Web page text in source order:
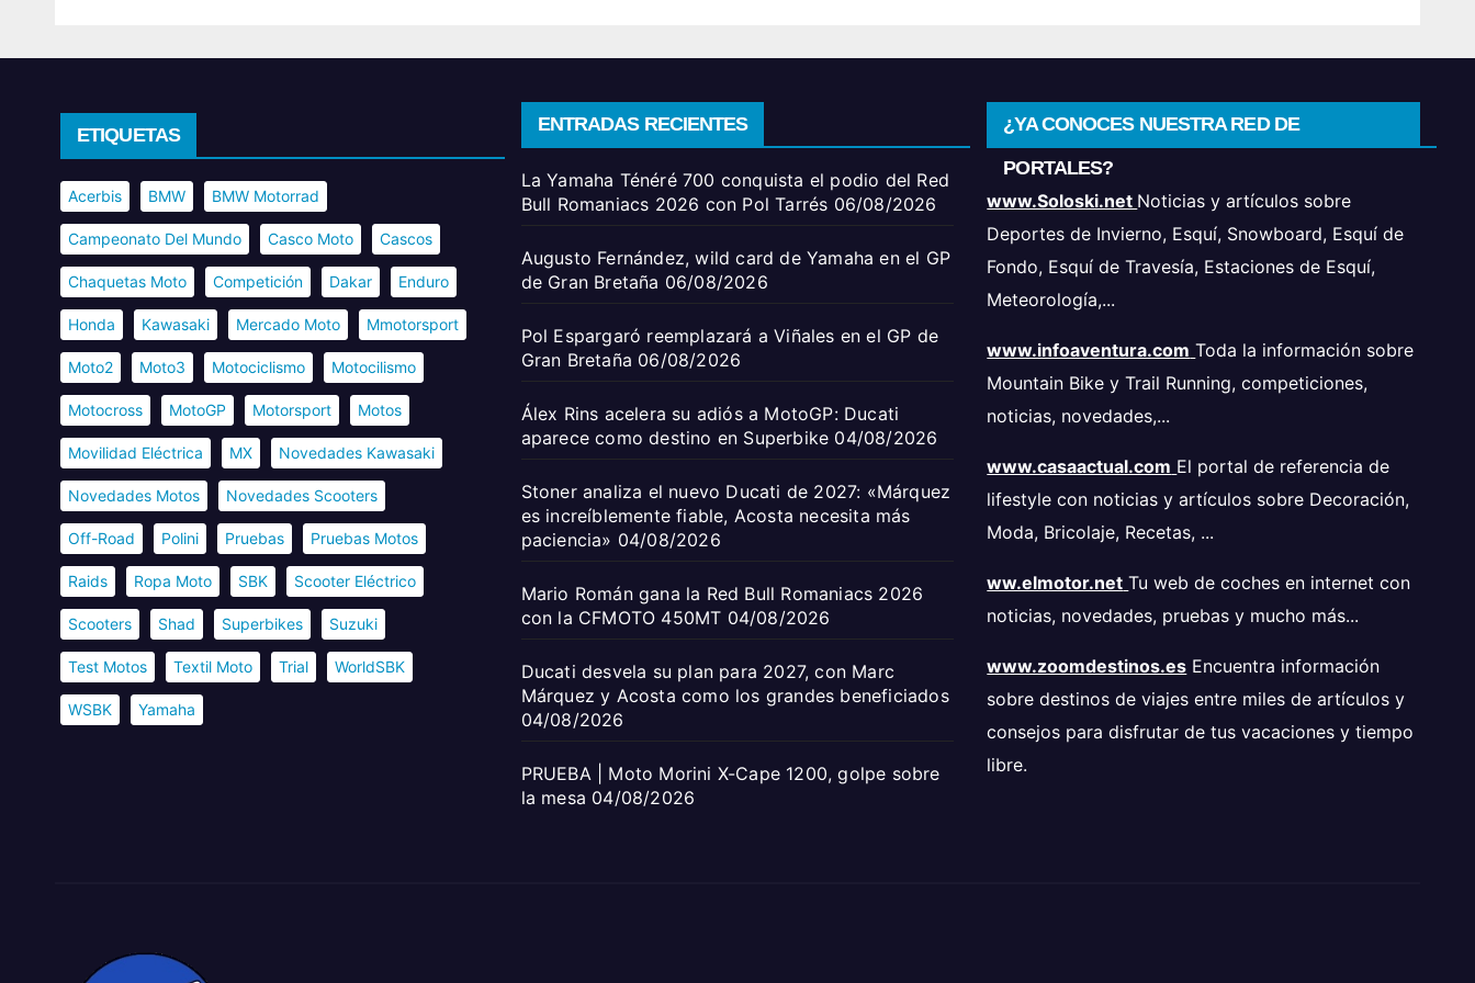
ETIQUETAS
Acerbis BMW BMW Motorrad
Campeonato Del Mundo Casco Moto Cascos
Chaquetas Moto Competición Dakar Enduro
Honda Kawasaki Mercado Moto Mmotorsport
Moto2 Moto3 Motociclismo Motocilismo
Motocross MotoGP Motorsport Motos
Movilidad Eléctrica MX Novedades Kawasaki
Novedades Motos Novedades Scooters
Off-Road Polini Pruebas Pruebas Motos
Raids Ropa Moto SBK Scooter Eléctrico
Scooters Shad Superbikes Suzuki
Test Motos Textil Moto Trial WorldSBK
WSBK Yamaha
ENTRADAS RECIENTES
La Yamaha Ténéré 700 conquista el podio del Red
Bull Romaniacs 2026 con Pol Tarrés 06/08/2026
Augusto Fernández, wild card de Yamaha en el GP
de Gran Bretaña 06/08/2026
Pol Espargaró reemplazará a Viñales en el GP de
Gran Bretaña 06/08/2026
Álex Rins acelera su adiós a MotoGP: Ducati
aparece como destino en Superbike 04/08/2026
Stoner analiza el nuevo Ducati de 2027: «Márquez
es increíblemente fiable, Acosta necesita más
paciencia» 04/08/2026
Mario Román gana la Red Bull Romaniacs 2026
con la CFMOTO 450MT 04/08/2026
Ducati desvela su plan para 2027, con Marc
Márquez y Acosta como los grandes beneficiados
04/08/2026
PRUEBA | Moto Morini X-Cape 1200, golpe sobre
la mesa 04/08/2026
¿YA CONOCES NUESTRA RED DE
PORTALES?
www.Soloski.net Noticias y artículos sobre
Deportes de Invierno, Esquí, Snowboard, Esquí de
Fondo, Esquí de Travesía, Estaciones de Esquí,
Meteorología,...
www.infoaventura.com Toda la información sobre
Mountain Bike y Trail Running, competiciones,
noticias, novedades,...
www.casaactual.com El portal de referencia de
lifestyle con noticias y artículos sobre Decoración,
Moda, Bricolaje, Recetas, ...
ww.elmotor.net Tu web de coches en internet con
noticias, novedades, pruebas y mucho más...
www.zoomdestinos.es Encuentra información
sobre destinos de viajes entre miles de artículos y
consejos para disfrutar de tus vacaciones y tiempo
libre.